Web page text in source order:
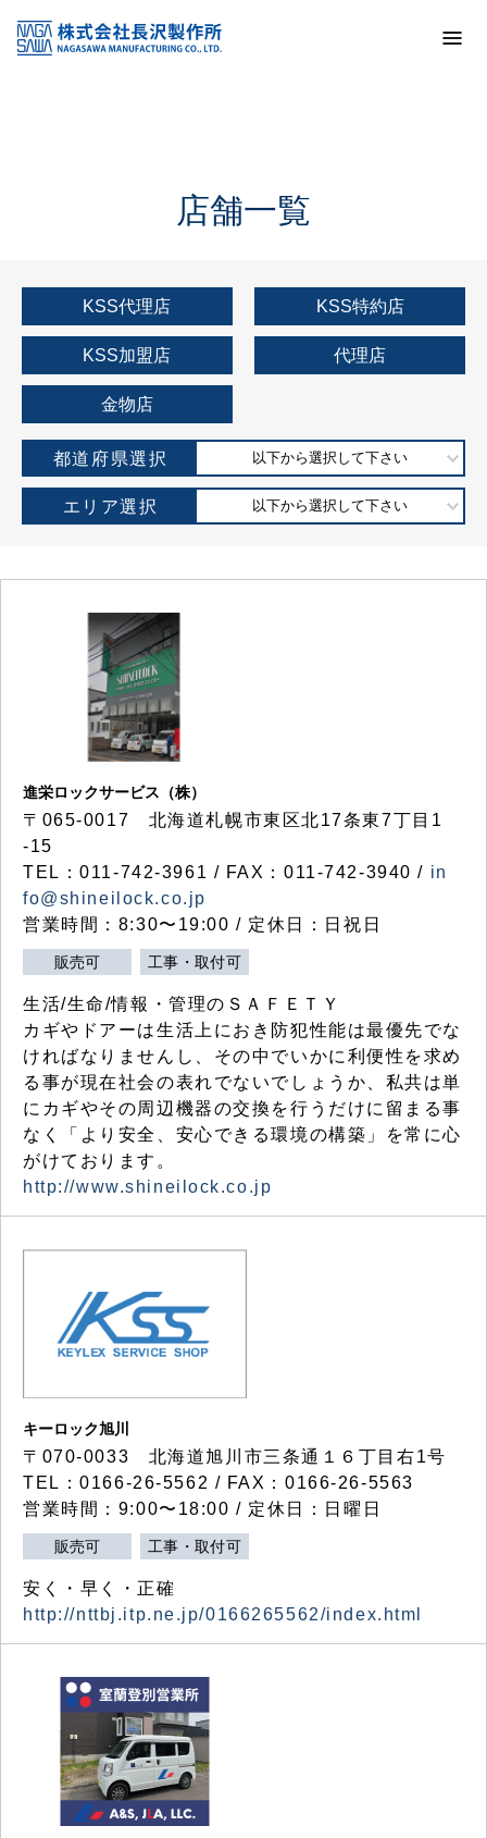
KSS加盟店・取扱店情報
店舗一覧
店舗一覧
KSS代理店 KSS特約店
KSS加盟店 代理店
金物店
都道府県選択 以下から選択して下さい
エリア選択 以下から選択して下さい
進栄ロックサービス（株）
〒065-0017 北海道札幌市東区北17条東7丁目1
-15
TEL：011-742-3961 / FAX：011-742-3940 / in
fo@shineilock.co.jp
営業時間：8:30〜19:00 / 定休日：日祝日
販売可 工事・取付可
生活/生命/情報・管理のＳＡＦＥＴＹ
カギやドアーは生活上におき防犯性能は最優先でな
ければなりませんし、その中でいかに利便性を求め
る事が現在社会の表れでないでしょうか、私共は単
にカギやその周辺機器の交換を行うだけに留まる事
なく「より安全、安心できる環境の構築」を常に心
がけております。
http://www.shineilock.co.jp
キーロック旭川
〒070-0033 北海道旭川市三条通１６丁目右1号
TEL：0166-26-5562 / FAX：0166-26-5563
営業時間：9:00〜18:00 / 定休日：日曜日
販売可 工事・取付可
安く・早く・正確
http://nttbj.itp.ne.jp/0166265562/index.html